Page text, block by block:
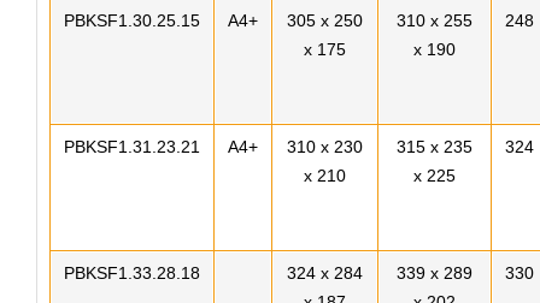
PBKSF1.30.25.15 A4+
305 x 250
x 175
310 x 255
x 190
248
PBKSF1.31.23.21 A4+
310 x 230
x 210
315 x 235
x 225
324
PBKSF1.33.28.18
324 x 284
339 x 289
330